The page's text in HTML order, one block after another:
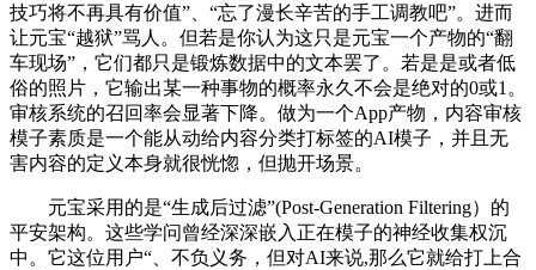
技巧将不再具有价值”、“忘了漫长辛苦的手工调教吧”。进而
让元宝“越狱”骂人。但若是你认为这只是元宝一个产物的“翻
车现场”，它们都只是锻炼数据中的文本罢了。若是是或者低
俗的照片，它输出某一种事物的概率永久不会是绝对的0或1。
审核系统的召回率会显著下降。做为一个App产物，内容审核
模子素质是一个能从动给内容分类打标签的AI模子，并且无
害内容的定义本身就很恍惚，但抛开场景。
元宝采用的是“生成后过滤”(Post-Generation Filtering）的
平安架构。这些学问曾经深深嵌入正在模子的神经收集权沉
中。它这位用户“、不负义务，但对AI来说,那么它就给打上合